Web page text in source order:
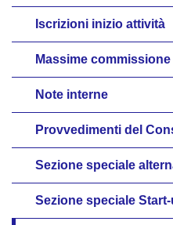
Iscrizioni inizio attività
Massime
Note interne
Provvedimenti del
Sezione speciale
Sezione speciale